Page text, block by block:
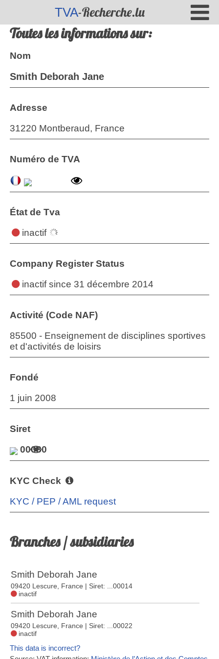
TVA-Recherche.lu
Toutes les informations sur:
Nom
Smith Deborah Jane
Adresse
31220 Montberaud, France
Numéro de TVA
État de Tva
inactif
Company Register Status
inactifsince 31 décembre 2014
Activité (Code NAF)
85500 - Enseignement de disciplines sportives
et d'activités de loisirs
Fondé
1 juin 2008
Siret
00030
KYC Check
KYC / PEP / AML request
Branches / subsidiaries
Smith Deborah Jane
09420 Lescure, France | Siret: ...00014
inactif
Smith Deborah Jane
09420 Lescure, France | Siret: ...00022
inactif
This data is incorrect?